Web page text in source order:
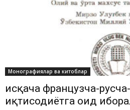
Монографиялар ва китоблар
Қисқача французча-
иқтисодиётга оид